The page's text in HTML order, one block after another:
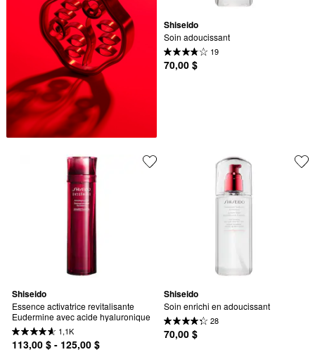
Shiseido
Soin adoucissant
19
70,00 $
Shiseido
Essence activatrice revitalisante
Eudermine avec acide hyaluronique
1,1K
113,00 $ - 125,00 $
Shiseido
Soin enrichi en adoucissant
28
70,00 $